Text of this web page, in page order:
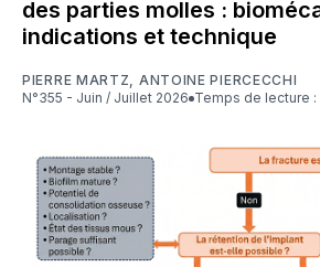
des parties molles :
indications et technique
PIERRE MARTZ, ANTOINE PIERCECCHI
N°355 - Juin / Juillet 2026
Temps de lecture :